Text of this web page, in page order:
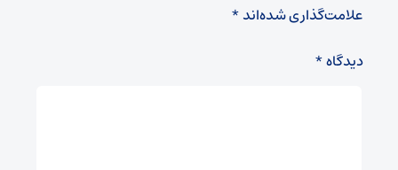
علامت‌گذاری شده‌اند*
دیدگاه*